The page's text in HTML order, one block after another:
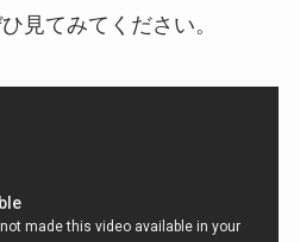
見てみてください。